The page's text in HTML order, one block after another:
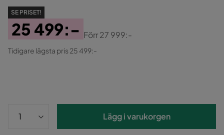
SE PRISET!
Pris
25 499:-
Original
Förr27 999:-
Tidigare lägsta pris 25 499:-
Lägg i varukorgen